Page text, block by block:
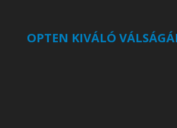
OPTEN KIVÁLÓ